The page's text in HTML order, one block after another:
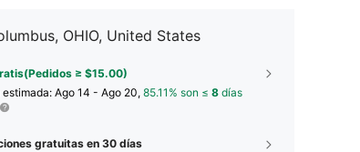
OHIO, United States
≥ $15.00)
estimada:Ago 14 - Ago 20, 85.11% son ≤ 8 días
gratuitas en 30 días